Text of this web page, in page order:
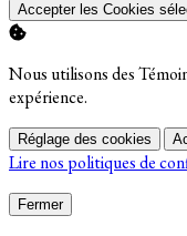
Accepter les Cookies
Nous utilisons des
expérience.
Réglage des cookies
Lire nos politiques de
Fermer